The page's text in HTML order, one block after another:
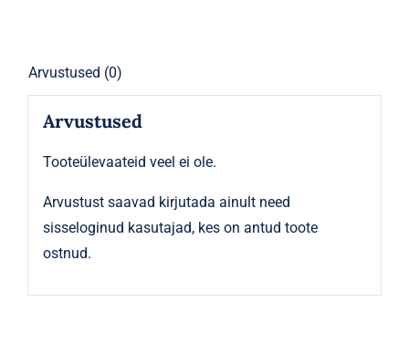
Arvustused (0)
Arvustused
Tooteülevaateid veel ei ole.
Arvustust saavad kirjutada ainult need
sisseloginud kasutajad, kes on antud toote
ostnud.